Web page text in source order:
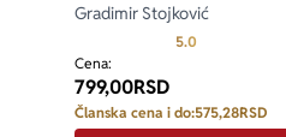
Gradimir Stojković
5.0
Cena:
799,00RSD
Članska cena i do:575,28RSD